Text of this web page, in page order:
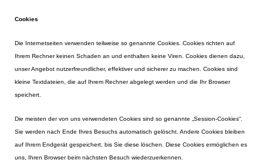
Cookies
Die Internetseiten verwenden teilweise so genannte Cookies. Cookies richten auf
Ihrem Rechner keinen Schaden an und enthalten keine Viren. Cookies dienen dazu,
unser Angebot nutzerfreundlicher, effektiver und sicherer zu machen. Cookies sind
kleine Textdateien, die auf Ihrem Rechner abgelegt werden und die Ihr Browser
speichert.
Die meisten der von uns verwendeten Cookies sind so genannte „Session-Cookies“.
Sie werden nach Ende Ihres Besuchs automatisch gelöscht. Andere Cookies bleiben
auf Ihrem Endgerät gespeichert, bis Sie diese löschen. Diese Cookies ermöglichen es
uns, Ihren Browser beim nächsten Besuch wiederzuerkennen.